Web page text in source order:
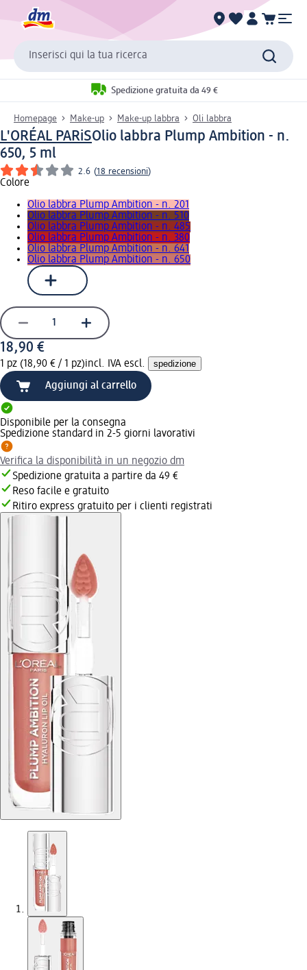
Inserisci qui la tua ricerca
Spedizione gratuita da 49 €
Homepage Make-up Make-up labbra Oli labbra
L'ORÉAL PARiSOlio labbra Plump Ambition - n.
650, 5 ml
2.6 (18 recensioni)
Colore
Olio labbra Plump Ambition - n. 201
Olio labbra Plump Ambition - n. 510
Olio labbra Plump Ambition - n. 485
Olio labbra Plump Ambition - n. 380
Olio labbra Plump Ambition - n. 641
Olio labbra Plump Ambition - n. 650
18,90 €
1 pz (18,90 € / 1 pz)incl. IVA escl. spedizione
Aggiungi al carrello
Disponibile per la consegna
Spedizione standard in 2-5 giorni lavorativi
Verifica la disponibilità in un negozio dm
Spedizione gratuita a partire da 49 €
Reso facile e gratuito
Ritiro express gratuito per i clienti registrati